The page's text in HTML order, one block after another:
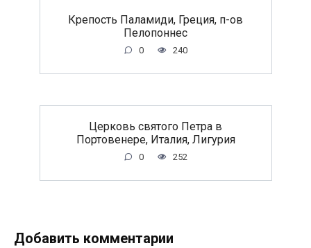
Крепость Паламиди, Греция, п-ов
Пелопоннес
0 240
Церковь святого Петра в
Портовенере, Италия, Лигурия
0 252
Добавить комментарии